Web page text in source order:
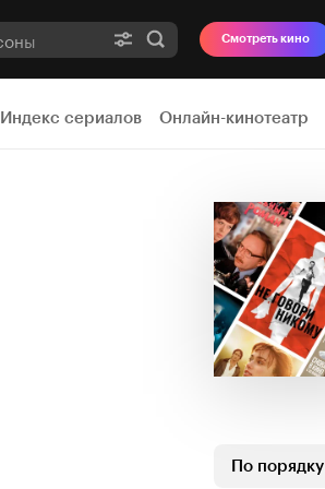
Смотреть кино
Индекс сериалов Онлайн-кинотеатр
По порядку